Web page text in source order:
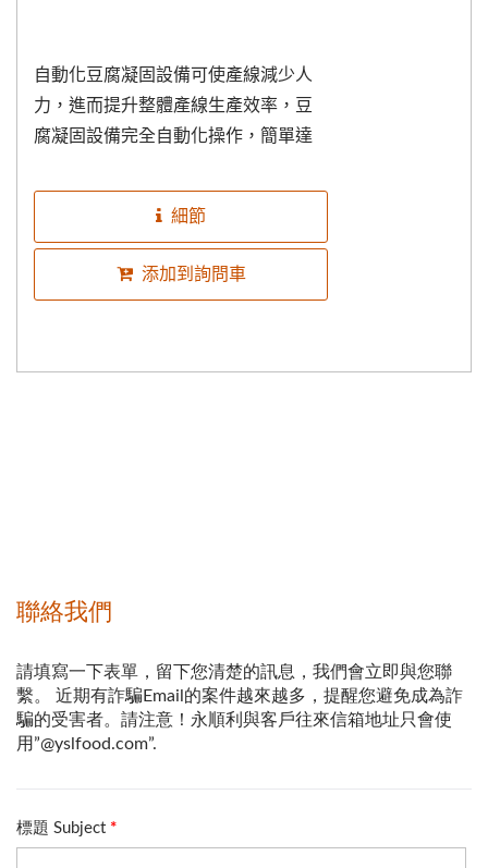
自動化豆腐凝固設備可使產線減少人
力，進而提升整體產線生產效率，豆
腐凝固設備完全自動化操作，簡單達
量...
細節
添加到詢問車